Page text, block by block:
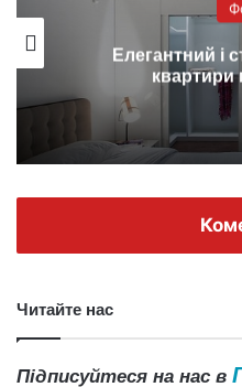
Елегантний і
квартири
Читайте нас
Підписуйтеся на нас в